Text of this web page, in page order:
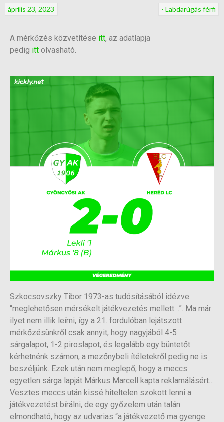
- Labdarúgás férfi
április 23, 2023
A mérkőzés közvetítése itt, az adatlapja
pedig itt olvasható.
Szkocsovszky Tibor 1973-as tudósításából idézve:
“meglehetősen mérsékelt játékvezetés mellett…”. Ma már
ilyet nem illik leírni, így a 21. fordulóban lejátszott
mérkőzésünkről csak annyit, hogy nagyjából 4-5
sárgalapot, 1-2 piroslapot, és legalább egy büntetőt
kérhetnénk számon, a mezőnybeli ítéletekről pedig ne is
beszéljünk. Ezek után nem meglepő, hogy a meccs
egyetlen sárga lapját Márkus Marcell kapta reklamálásért…
Vesztes meccs után kissé hiteltelen szokott lenni a
játékvezetést bírálni, de egy győzelem után talán
elmondható, hogy az udvarias “a játékvezető ma gyenge